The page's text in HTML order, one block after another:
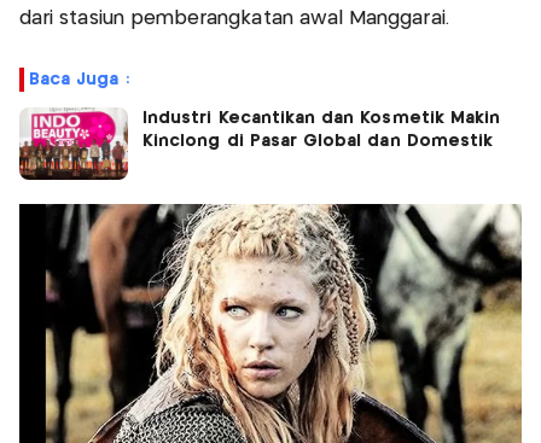
dari stasiun pemberangkatan awal Manggarai.
Baca Juga :
Industri Kecantikan dan Kosmetik Makin
Kinclong di Pasar Global dan Domestik